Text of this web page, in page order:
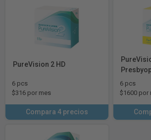
PureVision 2 HD
6 pcs
$316 por mes
Compara 4 precios
6 pcs
$1600 por